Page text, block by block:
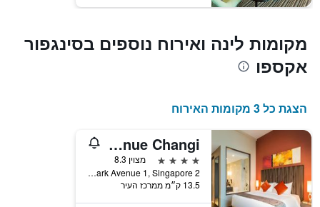
מקומות לינה ואירוח נוספים בסינגפור
אקספו
הצגת כל 3 מקומות האירוח
Park Avenue Changi
4 כוכבים
מצוין 8.3
2 Changi Business Park Avenue 1, Singapore, סינגפור
13.5 ק״מ ממרכז העיר